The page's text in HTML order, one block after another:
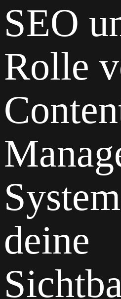
SEO
Rolle
deine